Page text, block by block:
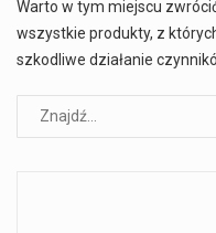
Warto w tym miejscu
wszystkie produkty, z
szkodliwe działanie